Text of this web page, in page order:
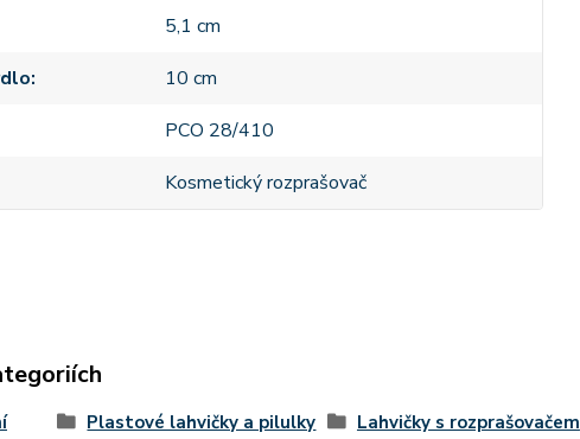
5,1 cm
10 cm
PCO 28/410
Kosmetický rozprašovač
Plastové lahvičky a pilulky Lahvičky s rozprašovačem